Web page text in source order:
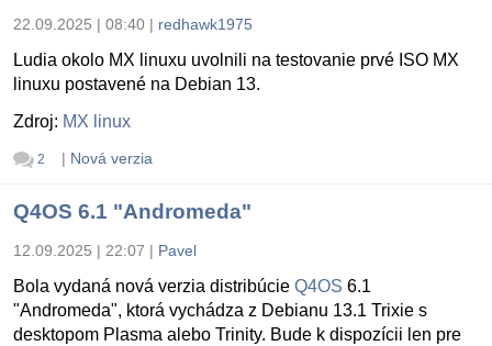
22.09.2025 | 08:40 | redhawk1975
Ludia okolo MX linuxu uvolnili na testovanie prvé ISO MX
linuxu postavené na Debian 13.
Zdroj: MX linux
2 | Nová verzia
Q4OS 6.1 "Andromeda"
12.09.2025 | 22:07 | Pavel
Bola vydaná nová verzia distribúcie Q4OS 6.1
"Andromeda", ktorá vychádza z Debianu 13.1 Trixie s
desktopom Plasma alebo Trinity. Bude k dispozícii len pre